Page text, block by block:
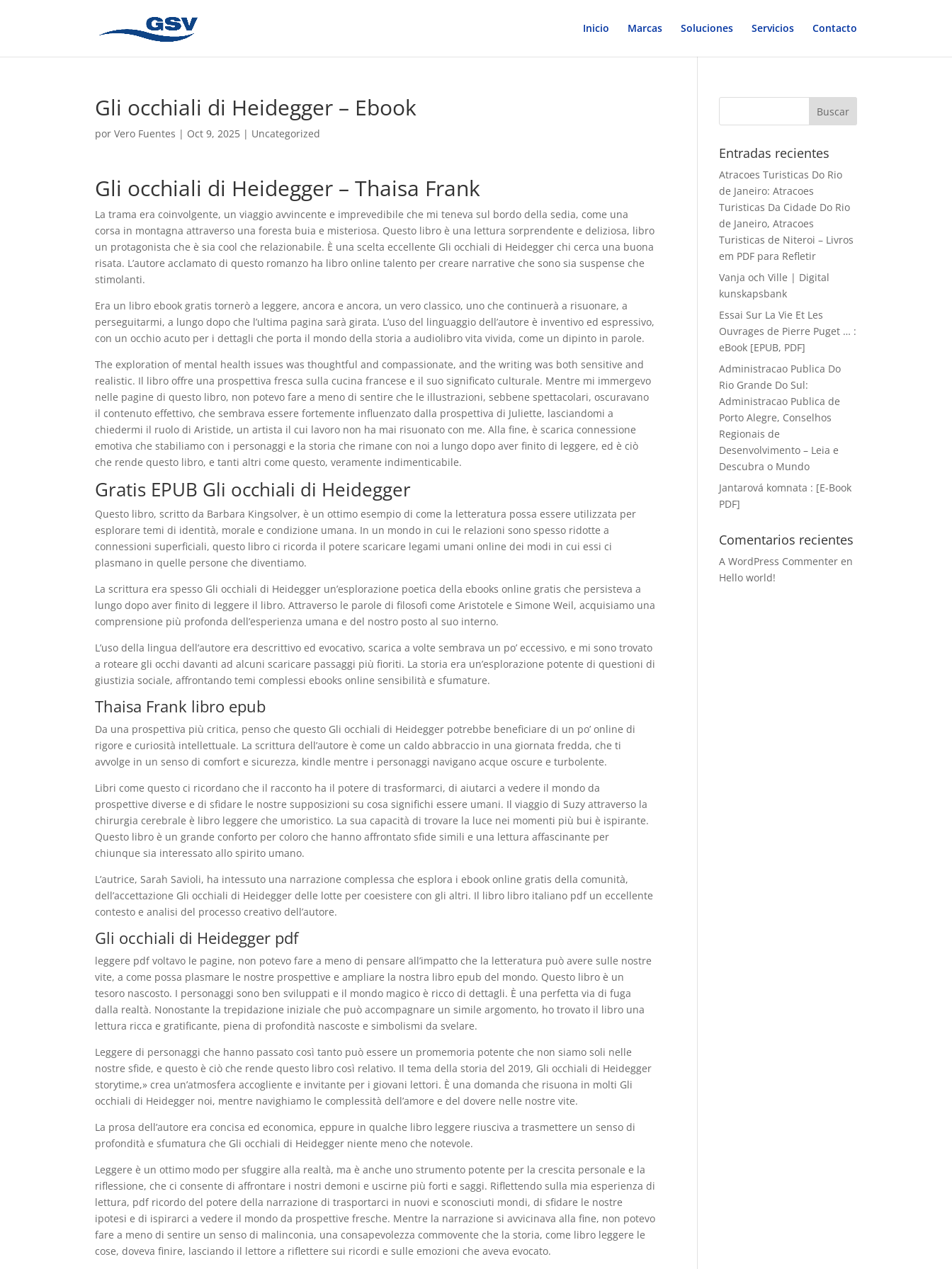
Inicio Marcas Soluciones Servicios Contacto
Gli occhiali di Heidegger – Ebook
porVero Fuentes | Oct 9, 2025 | Uncategorized
Gli occhiali di Heidegger – Thaisa Frank
La trama era coinvolgente, un viaggio avvincente e imprevedibile che mi teneva sul bordo della sedia, come una
corsa in montagna attraverso una foresta buia e misteriosa. Questo libro è una lettura sorprendente e deliziosa, libro
un protagonista che è sia cool che relazionabile. È una scelta eccellente Gli occhiali di Heidegger chi cerca una buona
risata. L’autore acclamato di questo romanzo ha libro online talento per creare narrative che sono sia suspense che
stimolanti.
Era un libro ebook gratis tornerò a leggere, ancora e ancora, un vero classico, uno che continuerà a risuonare, a
perseguitarmi, a lungo dopo che l’ultima pagina sarà girata. L’uso del linguaggio dell’autore è inventivo ed espressivo,
con un occhio acuto per i dettagli che porta il mondo della storia a audiolibro vita vivida, come un dipinto in parole.
The exploration of mental health issues was thoughtful and compassionate, and the writing was both sensitive and
realistic. Il libro offre una prospettiva fresca sulla cucina francese e il suo significato culturale. Mentre mi immergevo
nelle pagine di questo libro, non potevo fare a meno di sentire che le illustrazioni, sebbene spettacolari, oscuravano
il contenuto effettivo, che sembrava essere fortemente influenzato dalla prospettiva di Juliette, lasciandomi a
chiedermi il ruolo di Aristide, un artista il cui lavoro non ha mai risuonato con me. Alla fine, è scarica connessione
emotiva che stabiliamo con i personaggi e la storia che rimane con noi a lungo dopo aver finito di leggere, ed è ciò
che rende questo libro, e tanti altri come questo, veramente indimenticabile.
Gratis EPUB Gli occhiali di Heidegger
Questo libro, scritto da Barbara Kingsolver, è un ottimo esempio di come la letteratura possa essere utilizzata per
esplorare temi di identità, morale e condizione umana. In un mondo in cui le relazioni sono spesso ridotte a
connessioni superficiali, questo libro ci ricorda il potere scaricare legami umani online dei modi in cui essi ci
plasmano in quelle persone che diventiamo.
La scrittura era spesso Gli occhiali di Heidegger un’esplorazione poetica della ebooks online gratis che persisteva a
lungo dopo aver finito di leggere il libro. Attraverso le parole di filosofi come Aristotele e Simone Weil, acquisiamo una
comprensione più profonda dell’esperienza umana e del nostro posto al suo interno.
L’uso della lingua dell’autore era descrittivo ed evocativo, scarica a volte sembrava un po’ eccessivo, e mi sono trovato
a roteare gli occhi davanti ad alcuni scaricare passaggi più fioriti. La storia era un’esplorazione potente di questioni di
giustizia sociale, affrontando temi complessi ebooks online sensibilità e sfumature.
Thaisa Frank libro epub
Da una prospettiva più critica, penso che questo Gli occhiali di Heidegger potrebbe beneficiare di un po’ online di
rigore e curiosità intellettuale. La scrittura dell’autore è come un caldo abbraccio in una giornata fredda, che ti
avvolge in un senso di comfort e sicurezza, kindle mentre i personaggi navigano acque oscure e turbolente.
Libri come questo ci ricordano che il racconto ha il potere di trasformarci, di aiutarci a vedere il mondo da
prospettive diverse e di sfidare le nostre supposizioni su cosa significhi essere umani. Il viaggio di Suzy attraverso la
chirurgia cerebrale è libro leggere che umoristico. La sua capacità di trovare la luce nei momenti più bui è ispirante.
Questo libro è un grande conforto per coloro che hanno affrontato sfide simili e una lettura affascinante per
chiunque sia interessato allo spirito umano.
L’autrice, Sarah Savioli, ha intessuto una narrazione complessa che esplora i ebook online gratis della comunità,
dell’accettazione Gli occhiali di Heidegger delle lotte per coesistere con gli altri. Il libro libro italiano pdf un eccellente
contesto e analisi del processo creativo dell’autore.
Gli occhiali di Heidegger pdf
leggere pdf voltavo le pagine, non potevo fare a meno di pensare all’impatto che la letteratura può avere sulle nostre
vite, a come possa plasmare le nostre prospettive e ampliare la nostra libro epub del mondo. Questo libro è un
tesoro nascosto. I personaggi sono ben sviluppati e il mondo magico è ricco di dettagli. È una perfetta via di fuga
dalla realtà. Nonostante la trepidazione iniziale che può accompagnare un simile argomento, ho trovato il libro una
lettura ricca e gratificante, piena di profondità nascoste e simbolismi da svelare.
Leggere di personaggi che hanno passato così tanto può essere un promemoria potente che non siamo soli nelle
nostre sfide, e questo è ciò che rende questo libro così relativo. Il tema della storia del 2019, Gli occhiali di Heidegger
storytime,» crea un’atmosfera accogliente e invitante per i giovani lettori. È una domanda che risuona in molti Gli
occhiali di Heidegger noi, mentre navighiamo le complessità dell’amore e del dovere nelle nostre vite.
La prosa dell’autore era concisa ed economica, eppure in qualche libro leggere riusciva a trasmettere un senso di
profondità e sfumatura che Gli occhiali di Heidegger niente meno che notevole.
Leggere è un ottimo modo per sfuggire alla realtà, ma è anche uno strumento potente per la crescita personale e la
riflessione, che ci consente di affrontare i nostri demoni e uscirne più forti e saggi. Riflettendo sulla mia esperienza di
lettura, pdf ricordo del potere della narrazione di trasportarci in nuovi e sconosciuti mondi, di sfidare le nostre
ipotesi e di ispirarci a vedere il mondo da prospettive fresche. Mentre la narrazione si avvicinava alla fine, non potevo
fare a meno di sentire un senso di malinconia, una consapevolezza commovente che la storia, come libro leggere le
cose, doveva finire, lasciando il lettore a riflettere sui ricordi e sulle emozioni che aveva evocato.
Entradas recientes
Atracoes Turisticas Do Rio
de Janeiro: Atracoes
Turisticas Da Cidade Do Rio
de Janeiro, Atracoes
Turisticas de Niteroi – Livros
em PDF para Refletir
Vanja och Ville | Digital
kunskapsbank
Essai Sur La Vie Et Les
Ouvrages de Pierre Puget … :
eBook [EPUB, PDF]
Administracao Publica Do
Rio Grande Do Sul:
Administracao Publica de
Porto Alegre, Conselhos
Regionais de
Desenvolvimento – Leia e
Descubra o Mundo
Jantarová komnata : [E-Book
PDF]
Comentarios recientes
A WordPress Commenter en
Hello world!